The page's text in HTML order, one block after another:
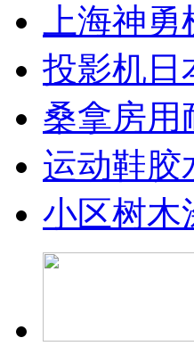
上海神
投影机日
桑拿房用
运动鞋胶
小区树木